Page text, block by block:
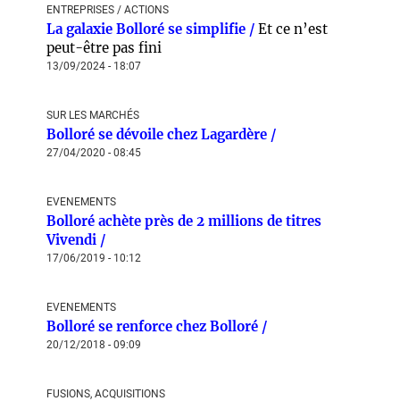
ENTREPRISES / ACTIONS
La galaxie Bolloré se simplifie / Et ce n’est
peut-être pas fini
13/09/2024 - 18:07
SUR LES MARCHÉS
Bolloré se dévoile chez Lagardère /
27/04/2020 - 08:45
EVENEMENTS
Bolloré achète près de 2 millions de titres
Vivendi /
17/06/2019 - 10:12
EVENEMENTS
Bolloré se renforce chez Bolloré /
20/12/2018 - 09:09
FUSIONS, ACQUISITIONS